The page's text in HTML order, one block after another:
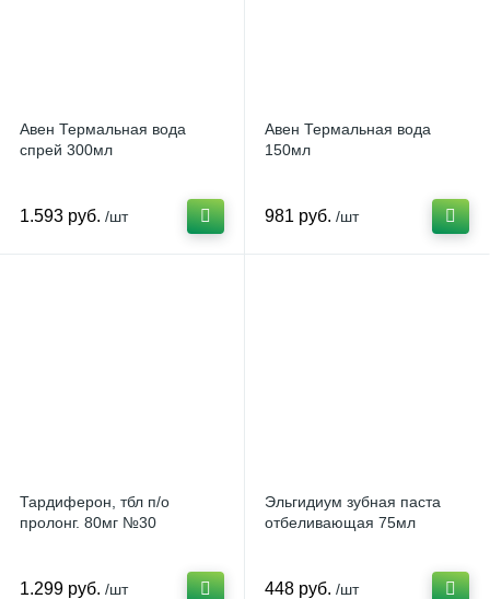
Авен Термальная вода
спрей 300мл
1.593 руб. /шт
Авен Термальная вода
150мл
981 руб. /шт
Тардиферон, тбл п/о
пролонг. 80мг №30
1.299 руб. /шт
Эльгидиум зубная паста
отбеливающая 75мл
448 руб. /шт